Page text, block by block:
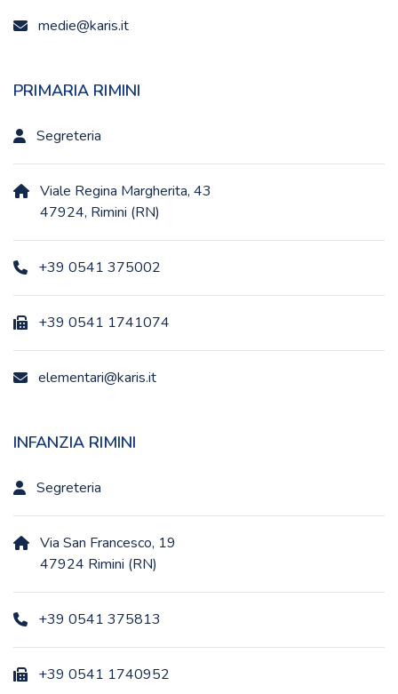
medie@karis.it
PRIMARIA RIMINI
Segreteria
Viale Regina Margherita, 43
47924, Rimini (RN)
+39 0541 375002
+39 0541 1741074
elementari@karis.it
INFANZIA RIMINI
Segreteria
Via San Francesco, 19
47924 Rimini (RN)
+39 0541 375813
+39 0541 1740952